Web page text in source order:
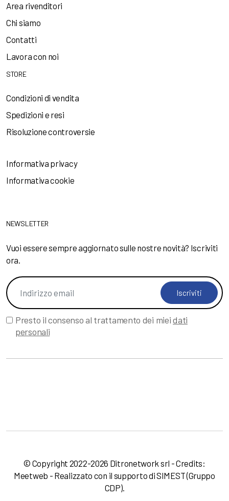
Area rivenditori
Chi siamo
Contatti
Lavora con noi
STORE
Condizioni di vendita
Spedizioni e resi
Risoluzione controversie
Informativa privacy
Informativa cookie
NEWSLETTER
Vuoi essere sempre aggiornato sulle nostre novità? Iscriviti
ora.
Iscriviti
Presto il consenso al trattamento dei mieidati
personali
© Copyright 2022-2026 Ditronetwork srl - Credits:
Meetweb - Realizzato con il supporto diSIMEST(Gruppo
CDP).